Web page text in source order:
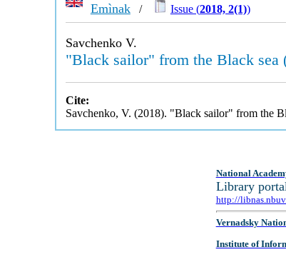
Emìnak/ Issue (2018, 2(1))
Savchenko V.
"Black sailor" from the Black sea
Cite:
Savchenko, V. (2018). "Black sailor" from the
National
Library
http://
Vernadsky
Institute of